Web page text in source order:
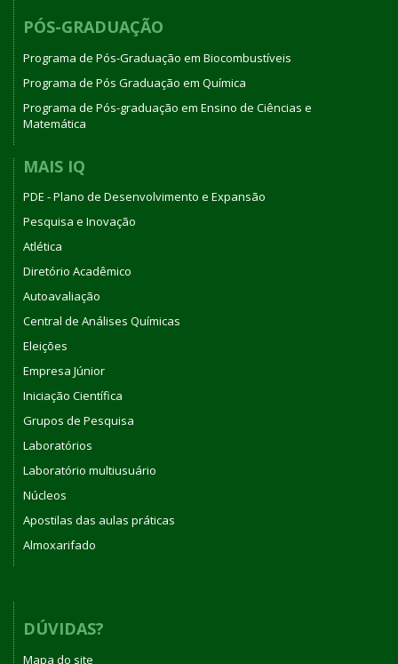
PÓS-GRADUAÇÃO
Programa de Pós-Graduação em Biocombustíveis
Programa de Pós Graduação em Química
Programa de Pós-graduação em Ensino de Ciências e
Matemática
MAIS IQ
PDE - Plano de Desenvolvimento e Expansão
Pesquisa e Inovação
Atlética
Diretório Acadêmico
Autoavaliação
Central de Análises Químicas
Eleições
Empresa Júnior
Iniciação Científica
Grupos de Pesquisa
Laboratórios
Laboratório multiusuário
Núcleos
Apostilas das aulas práticas
Almoxarifado
DÚVIDAS?
Mapa do site